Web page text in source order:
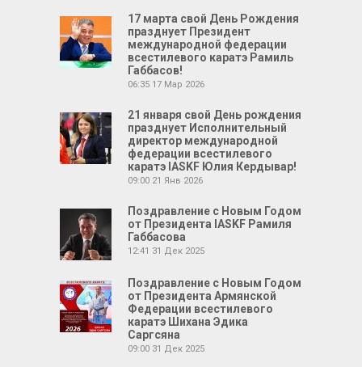
17 марта свой День Рождения
празднует Президент
международной федерации
всестилевого каратэ Рамиль
Габбасов!
06:35 17 Мар 2026
21 января свой День рождения
празднует Исполнительный
директор международной
федерации всестилевого
каратэ IASKF Юлия Кердывар!
09:00 21 Янв 2026
Поздравление с Новым Годом
от Президента IASKF Рамиля
Габбасова
12:41 31 Дек 2025
Поздравление с Новым Годом
от Президента Армянской
Федерации всестилевого
каратэ Шихана Эдика
Саргсяна
09:00 31 Дек 2025